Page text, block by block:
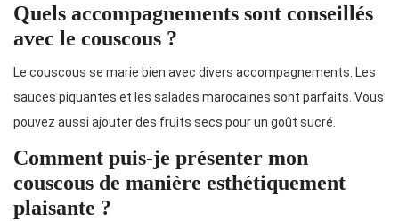
Quels accompagnements sont conseillés
avec le couscous ?
Le couscous se marie bien avec divers accompagnements. Les
sauces piquantes et les salades marocaines sont parfaits. Vous
pouvez aussi ajouter des fruits secs pour un goût sucré.
Comment puis-je présenter mon
couscous de manière esthétiquement
plaisante ?